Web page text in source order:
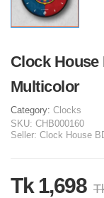
Clock
Multicolor
Category: Clocks
SKU: CHB000160
Seller: Clock House
Tk 1,698